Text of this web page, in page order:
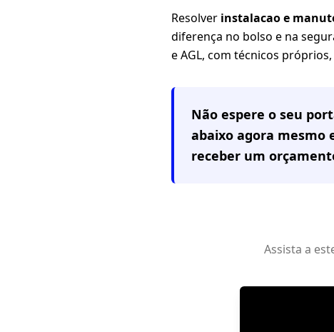
Resolver instalacao e
diferença no bolso e na
e AGL, com técnicos
Não espere o seu
abaixo agora mesmo
receber um
Assista a